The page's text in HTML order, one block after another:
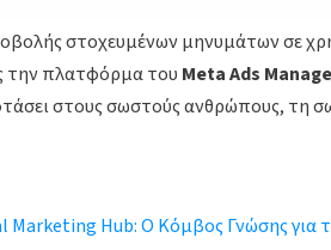
στοχευμένων μηνυμάτων σε
την πλατφόρμα του Meta Ads
στους σωστούς ανθρώπους, τη
Marketing Hub: Ο Κόμβος Γνώσης για